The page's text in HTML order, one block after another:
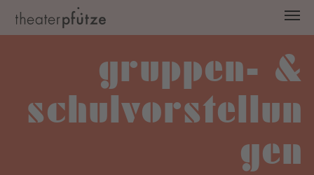
gruppen- &
schulvorstellun
gen